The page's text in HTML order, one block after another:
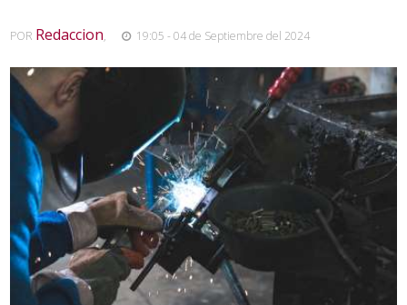
POR Redaccion, 19:05 - 04 de Septiembre del 2024